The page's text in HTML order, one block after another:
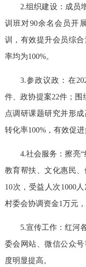
2.组织建设：成员
训班对90余名会员开
训，有效提升会员综
率均为100%。
3.参政议政：在
件、政协提案22件；
点调研课题研究并形
转化率100%，有效促
4.社会服务：擦亮
教育帮扶、文化惠民
10次，受益人次1000
村委会协调资金1万元
5.宣传工作：红河
委会网站、微信公众
度明显提高。